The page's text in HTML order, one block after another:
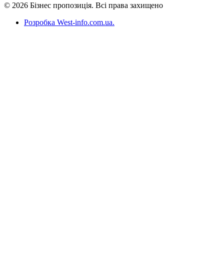
© 2026 Бізнес пропозиція. Всі права захищено
Розробка West-info.com.ua.